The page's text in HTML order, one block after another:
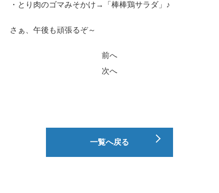
・とり肉のゴマみそかけ→「棒棒鶏サラダ」♪
さぁ、午後も頑張るぞ～
前へ
次へ
一覧へ戻る